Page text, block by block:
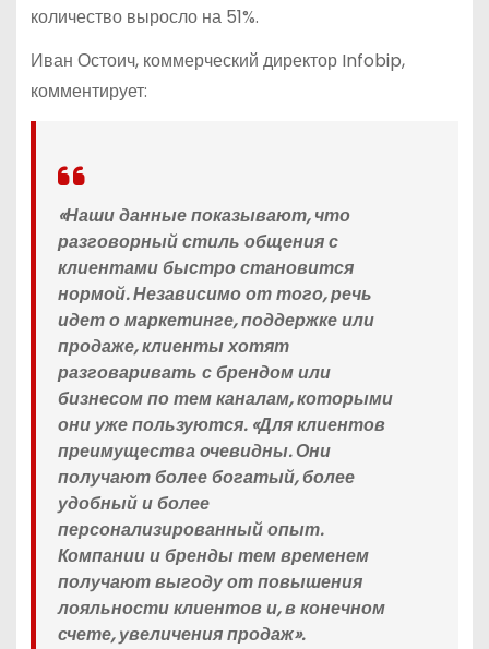
количество выросло на 51%.
Иван Остоич, коммерческий директор Infobip,
комментирует:
«Наши данные показывают, что
разговорный стиль общения с
клиентами быстро становится
нормой. Независимо от того, речь
идет о маркетинге, поддержке или
продаже, клиенты хотят
разговаривать с брендом или
бизнесом по тем каналам, которыми
они уже пользуются. «Для клиентов
преимущества очевидны. Они
получают более богатый, более
удобный и более
персонализированный опыт.
Компании и бренды тем временем
получают выгоду от повышения
лояльности клиентов и, в конечном
счете, увеличения продаж».